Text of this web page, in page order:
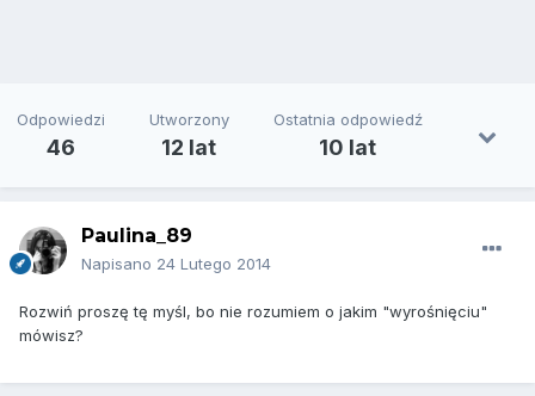
Odpowiedzi
46
Utworzony
12 lat
Ostatnia odpowiedź
10 lat
Paulina_89
Napisano 24 Lutego 2014
Rozwiń proszę tę myśl, bo nie rozumiem o jakim "wyrośnięciu"
mówisz?